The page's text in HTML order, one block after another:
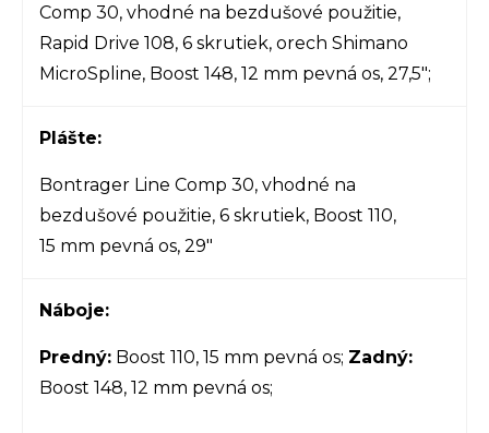
Comp 30, vhodné na bezdušové použitie,
Rapid Drive 108, 6 skrutiek, orech Shimano
MicroSpline, Boost 148, 12 mm pevná os, 27,5";
Plášte:
Bontrager Line Comp 30, vhodné na
bezdušové použitie, 6 skrutiek, Boost 110,
15 mm pevná os, 29"
Náboje:
Predný: Boost 110, 15 mm pevná os; Zadný:
Boost 148, 12 mm pevná os;